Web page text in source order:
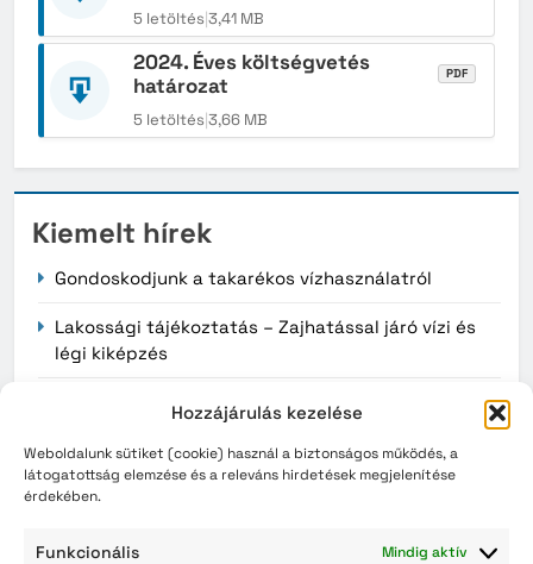
Hozzájárulás kezelése
Weboldalunk sütiket (cookie) használ a biztonságos működés, a
látogatottság elemzése és a releváns hirdetések megjelenítése
érdekében.
Funkcionális Mindig aktív
5 letöltés 3,41 MB
2024. Éves költségvetés
határozat
PDF
5 letöltés 3,66 MB
Kiemelt hírek
Gondoskodjunk a takarékos vízhasználatról
Lakossági tájékoztatás – Zajhatással járó vízi és
légi kiképzés
Érvényüket vesztik a régi, könyv formátumú
személyazonosító igazolványok augusztus 3-án